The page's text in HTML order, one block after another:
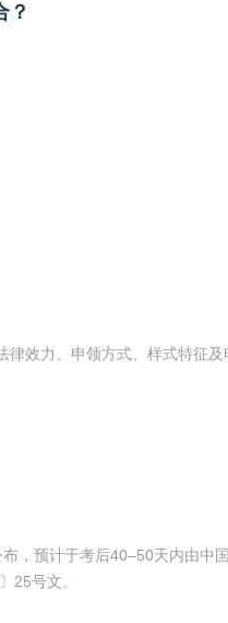
？
效力、申领方式、样式特征
，预计于考后40–50天内由中
25号文。